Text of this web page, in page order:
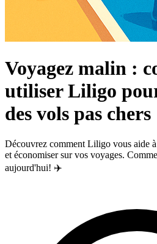
Voyagez malin :
utiliser Liligo
des vols pas chers
Découvrez comment Liligo vous aide
et économiser sur vos voyages.
aujourd'hui! ✈️